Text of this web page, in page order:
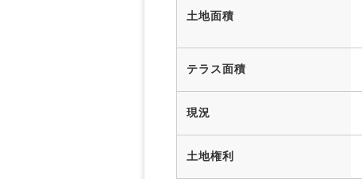
土地面積
テラス面積
現況
土地権利